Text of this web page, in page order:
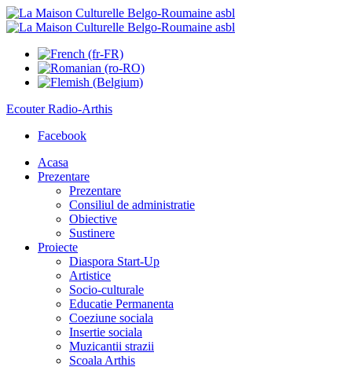
EcouterRadio-Arthis
Facebook
Acasa
Prezentare
Prezentare
Consiliul de administratie
Obiective
Sustinere
Proiecte
Diaspora Start-Up
Artistice
Socio-culturale
Educatie Permanenta
Coeziune sociala
Insertie sociala
Muzicantii strazii
Scoala Arthis